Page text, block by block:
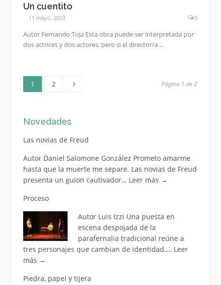
Un cuentito
11 mayo, 2023 0
Autor Fernando Toja Esta obra puede ser interpretada por
dos actrices y dos actores, pero si el director/a ...
Paginación
entradas
Página
1 Página
2 Página 1 de 2
Novedades
Las novias de Freud
Autor Daniel Salomone González Prometo amarme
hasta que la muerte me separe. Las novias de Freud
presenta un guion cautivador… Leer más →
Proceso
Autor Luis Izzi Una puesta en
escena despojada de la
parafernalia tradicional reúne a
tres personajes que cambian de identidad.… Leer
más →
Piedra, papel y tijera